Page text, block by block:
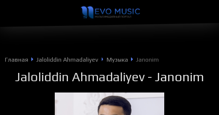
Главная Jaloliddin Ahmadaliyev Музыка Janonim
Jaloliddin Ahmadaliyev - Janonim